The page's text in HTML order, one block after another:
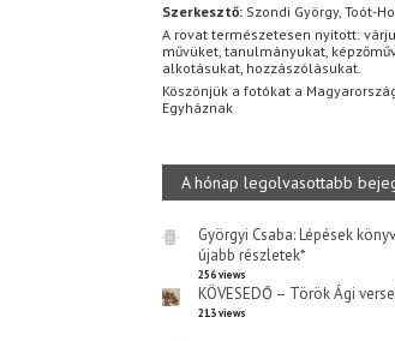
Szerkesztő: Szondi György, Toót-
A rovat természetesen nyitott:
művüket, tanulmányukat,
alkotásukat, hozzászólásukat.
Köszönjük a fotókat a
Egyháznak
A hónap legolvasottabb
Györgyi Csaba: Lépések
újabb részletek*
256 views
KÖVESEDŐ – Török Ági
213 views